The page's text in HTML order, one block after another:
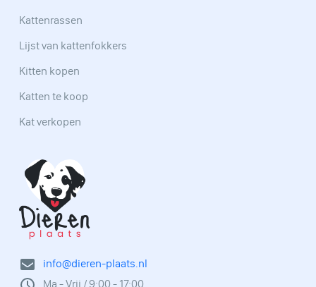
info@dieren-plaats.nl
Ma - Vrij / 9:00 - 17:00
Kattenrassen
Lijst van kattenfokkers
Kitten kopen
Katten te koop
Kat verkopen